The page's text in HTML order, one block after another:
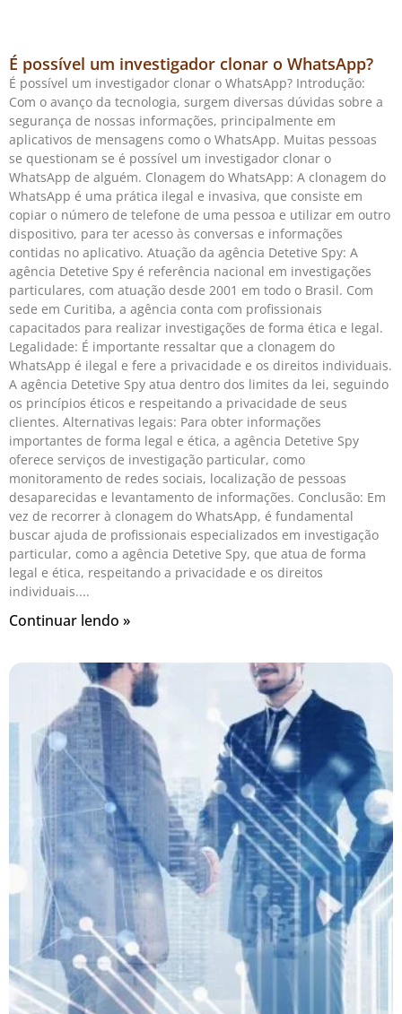
É possível um investigador clonar o WhatsApp?
É possível um investigador clonar o WhatsApp? Introdução:
Com o avanço da tecnologia, surgem diversas dúvidas sobre a
segurança de nossas informações, principalmente em
aplicativos de mensagens como o WhatsApp. Muitas pessoas
se questionam se é possível um investigador clonar o
WhatsApp de alguém. Clonagem do WhatsApp: A clonagem do
WhatsApp é uma prática ilegal e invasiva, que consiste em
copiar o número de telefone de uma pessoa e utilizar em outro
dispositivo, para ter acesso às conversas e informações
contidas no aplicativo. Atuação da agência Detetive Spy: A
agência Detetive Spy é referência nacional em investigações
particulares, com atuação desde 2001 em todo o Brasil. Com
sede em Curitiba, a agência conta com profissionais
capacitados para realizar investigações de forma ética e legal.
Legalidade: É importante ressaltar que a clonagem do
WhatsApp é ilegal e fere a privacidade e os direitos individuais.
A agência Detetive Spy atua dentro dos limites da lei, seguindo
os princípios éticos e respeitando a privacidade de seus
clientes. Alternativas legais: Para obter informações
importantes de forma legal e ética, a agência Detetive Spy
oferece serviços de investigação particular, como
monitoramento de redes sociais, localização de pessoas
desaparecidas e levantamento de informações. Conclusão: Em
vez de recorrer à clonagem do WhatsApp, é fundamental
buscar ajuda de profissionais especializados em investigação
particular, como a agência Detetive Spy, que atua de forma
legal e ética, respeitando a privacidade e os direitos
individuais.
Continuar lendo »